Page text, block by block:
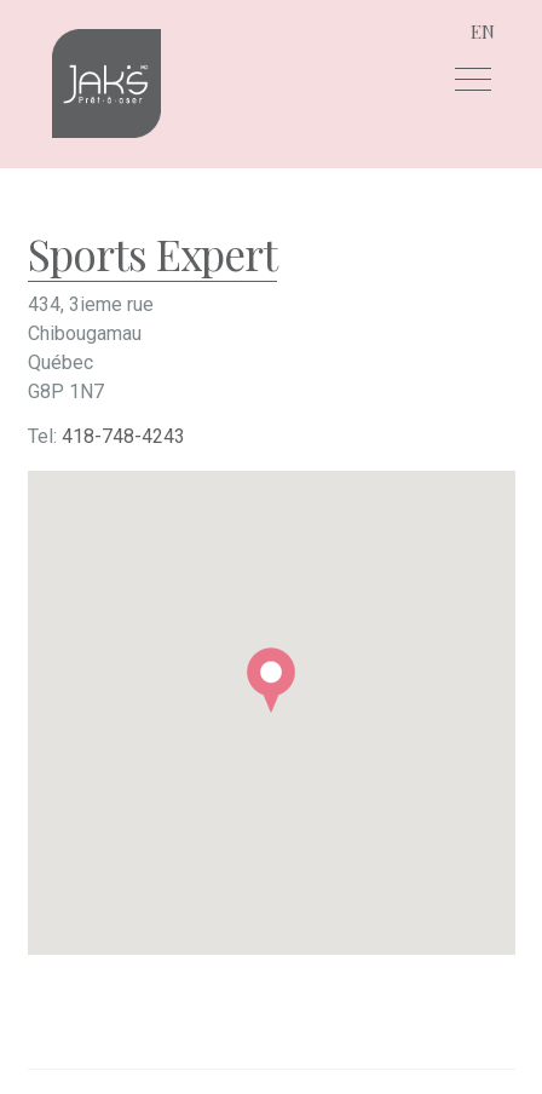
Aller
navigation
Aller
contenu
EN
Sports Expert
434, 3ieme rue
Chibougamau
Québec
G8P 1N7
Tel: 418-748-4243